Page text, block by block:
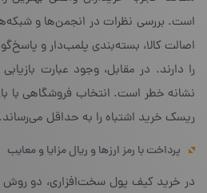
است. بررسی نظرات در انجمن‌ها و
اصالت کالا، بسته‌بندی پلمب‌دار و
را دارند. در مقابل، وجود عبارت
نشانه خطر است. انتخاب فروشگاهی با
ریسک خرید اشتباه را به حداقل می‌رساند.
پرداخت با رمز ارزها و ریال مزایا و معایب
در خرید کیف پول سخت‌افزاری، دو روش